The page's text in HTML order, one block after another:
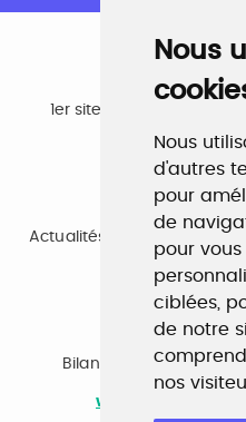
Nous
Nous
d'autres
pour
de
pour
ciblées,
de notre
nos
1er site emploi du
Actualités, guide et
de la
Bilan de compétences,
recherche